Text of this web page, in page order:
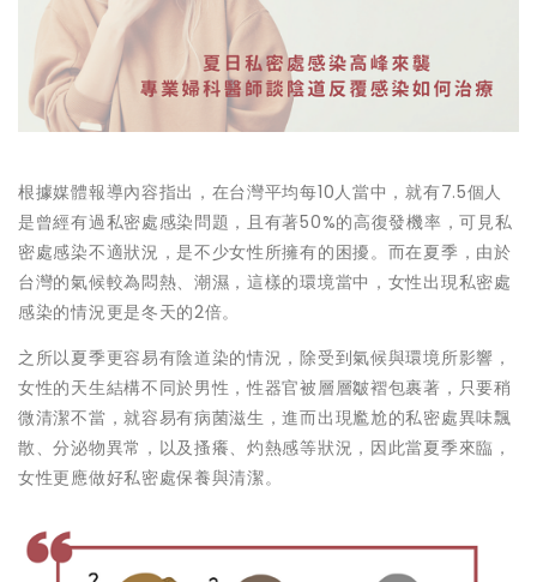
根據媒體報導內容指出，在台灣平均每10人當中，就有7.5個人
是曾經有過私密處感染問題，且有著50%的高復發機率，可見私
密處感染不適狀況，是不少女性所擁有的困擾。而在夏季，由於
台灣的氣候較為悶熱、潮濕，這樣的環境當中，女性出現私密處
感染的情況更是冬天的2倍。
之所以夏季更容易有陰道染的情況，除受到氣候與環境所影響，
女性的天生結構不同於男性，性器官被層層皺褶包裹著，只要稍
微清潔不當，就容易有病菌滋生，進而出現尷尬的私密處異味飄
散、分泌物異常，以及搔癢、灼熱感等狀況，因此當夏季來臨，
女性更應做好私密處保養與清潔。